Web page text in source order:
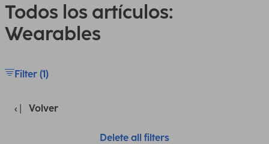
Todos los artículos:
Wearables
Filter (1)
Volver
Delete all filters